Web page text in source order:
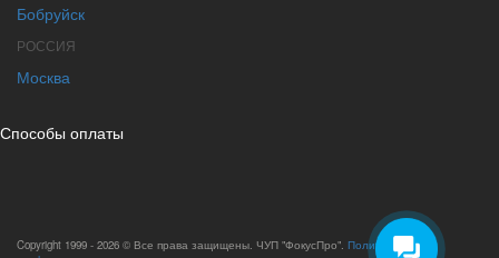
Бобруйск
РОССИЯ
Москва
Способы оплаты
Copyright 1999 - 2026 © Все права защищены. ЧУП "ФокусПро". Политика